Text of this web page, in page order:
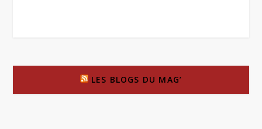
LES BLOGS DU MAG’